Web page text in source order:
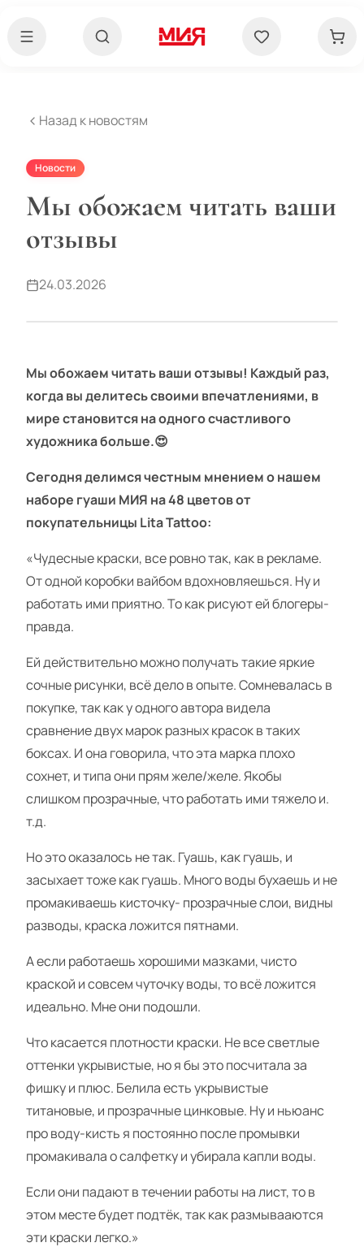
Назад к новостям
Новости
Мы обожаем читать ваши
отзывы
24.03.2026
Мы обожаем читать ваши отзывы! Каждый раз,
когда вы делитесь своими впечатлениями, в
мире становится на одного счастливого
художника больше.😍
Сегодня делимся честным мнением о нашем
наборе гуаши МИЯ на 48 цветов от
покупательницы Lita Tattoo:
«Чудесные краски, все ровно так, как в рекламе.
От одной коробки вайбом вдохновляешься. Ну и
работать ими приятно. То как рисуют ей блогеры-
правда.
Ей действительно можно получать такие яркие
сочные рисунки, всё дело в опыте. Сомневалась в
покупке, так как у одного автора видела
сравнение двух марок разных красок в таких
боксах. И она говорила, что эта марка плохо
сохнет, и типа они прям желе/желе. Якобы
слишком прозрачные, что работать ими тяжело и.
т.д.
Но это оказалось не так. Гуашь, как гуашь, и
засыхает тоже как гуашь. Много воды бухаешь и не
промакиваешь кисточку- прозрачные слои, видны
разводы, краска ложится пятнами.
А если работаешь хорошими мазками, чисто
краской и совсем чуточку воды, то всё ложится
идеально. Мне они подошли.
Что касается плотности краски. Не все светлые
оттенки укрывистые, но я бы это посчитала за
фишку и плюс. Белила есть укрывистые
титановые, и прозрачные цинковые. Ну и ньюанс
про воду-кисть я постоянно после промывки
промакивала о салфетку и убирала капли воды.
Если они падают в течении работы на лист, то в
этом месте будет подтёк, так как размывааются
эти краски легко.»